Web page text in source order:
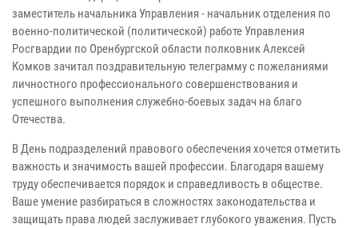
заместитель начальника Управления - начальник отделения по
военно-политической (политической) работе Управления
Росгвардии по Оренбургской области полковник Алексей
Комков зачитал поздравительную телеграмму с пожеланиями
личностного профессионального совершенствования и
успешного выполнения служебно-боевых задач на благо
Отечества.
В День подразделений правового обеспечения хочется отметить
важность и значимость вашей профессии. Благодаря вашему
труду обеспечивается порядок и справедливость в обществе.
Ваше умение разбираться в сложностях законодательства и
защищать права людей заслуживает глубокого уважения. Пусть